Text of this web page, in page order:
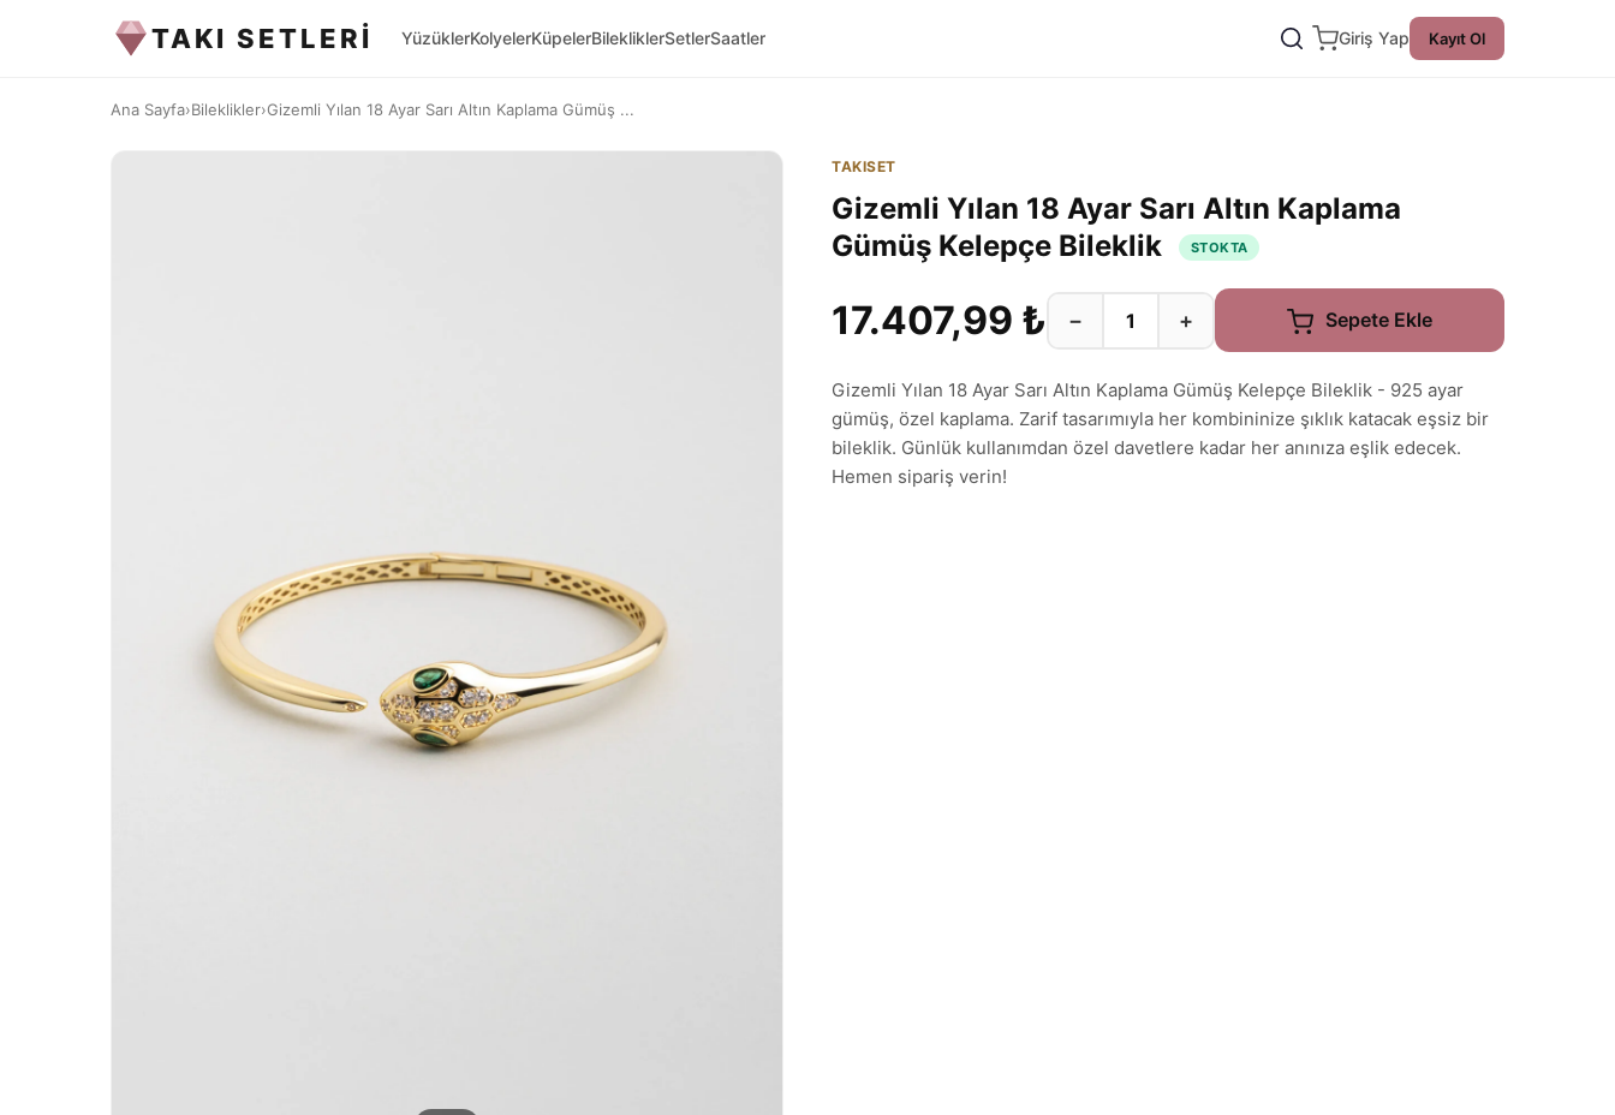
TAKI SETLERİ YüzüklerKolyelerKüpelerBilekliklerSetlerSaatler Giriş Yap Kayıt Ol
Ana Sayfa›Bileklikler›Gizemli Yılan 18 Ayar Sarı Altın Kaplama Gümüş ...
TAKISET
Gizemli Yılan 18 Ayar Sarı Altın Kaplama
Gümüş Kelepçe Bileklik
STOKTA
17.407,99 ₺ − + Sepete Ekle
Gizemli Yılan 18 Ayar Sarı Altın Kaplama Gümüş Kelepçe Bileklik - 925 ayar
gümüş, özel kaplama. Zarif tasarımıyla her kombininize şıklık katacak eşsiz bir
bileklik. Günlük kullanımdan özel davetlere kadar her anınıza eşlik edecek.
Hemen sipariş verin!